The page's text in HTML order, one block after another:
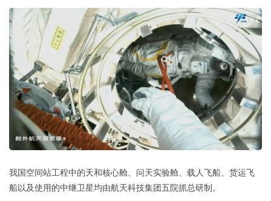
我国空间站工程中的天和核心舱、问天实验舱、载人飞船、货运飞
船以及使用的中继卫星均由航天科技集团五院抓总研制。